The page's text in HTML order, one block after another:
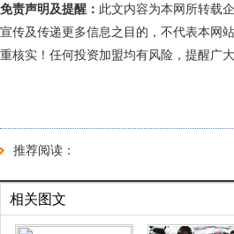
免责声明及提醒： 此文内容为本网所转载
宣传及传递更多信息之目的，不代表本网
重核实！任何投资加盟均有风险，提醒广
推荐阅读：
相关图文